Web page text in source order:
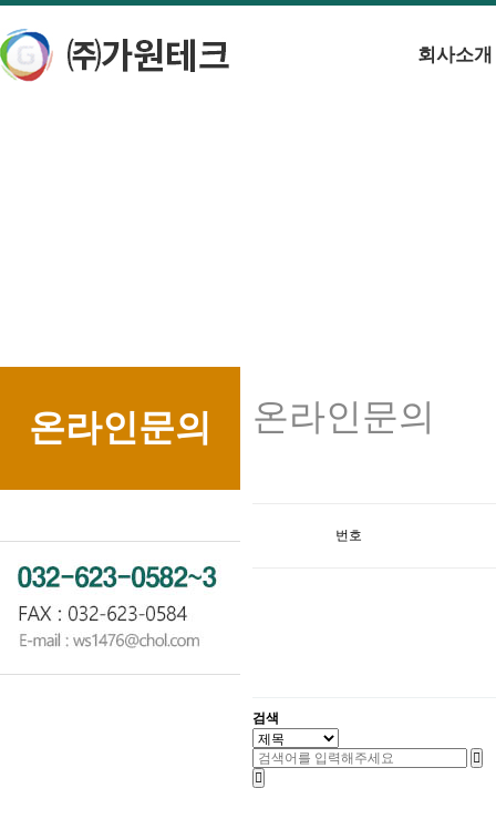
회사소개
온라인문의 온라인문의
번호
검색